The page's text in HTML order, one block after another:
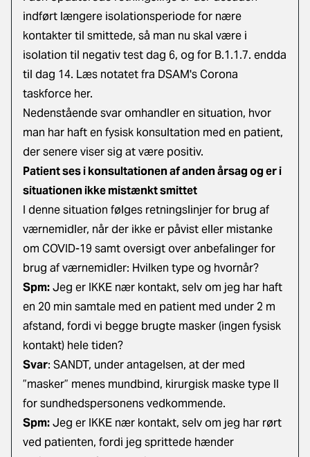
indført længere isolationsperiode for nære
kontakter til smittede, så man nu skal være i
isolation til negativ test dag 6, og for B.1.1.7. endda
til dag 14. Læs notatet fra DSAM's Corona
taskforce her.
Nedenstående svar omhandler en situation, hvor
man har haft en fysisk konsultation med en patient,
der senere viser sig at være positiv.
Patient ses i konsultationen af anden årsag og er i
situationen ikke mistænkt smittet
I denne situation følges retningslinjer for brug af
værnemidler, når der ikke er påvist eller mistanke
om COVID-19 samtoversigt over anbefalinger for
brug af værnemidler: Hvilken type og hvornår?
Spm:Jeg er IKKE nær kontakt, selv om jeg har haft
en 20 min samtale med en patient med under 2 m
afstand, fordi vi begge brugte masker (ingen fysisk
kontakt) hele tiden?
Svar: SANDT, under antagelsen, at der med
”masker” menes mundbind, kirurgisk maske type II
for sundhedspersonens vedkommende.
Spm:Jeg er IKKE nær kontakt, selv om jeg har rørt
ved patienten, fordi jeg sprittede hænder